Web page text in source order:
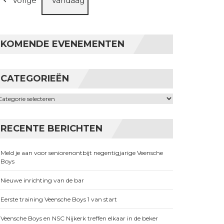
KOMENDE EVENEMENTEN
CATEGORIEËN
RECENTE BERICHTEN
Meld je aan voor seniorenontbijt negentigjarige Veensche
Boys
Nieuwe inrichting van de bar
Eerste training Veensche Boys 1 van start
Veensche Boys en NSC Nijkerk treffen elkaar in de beker